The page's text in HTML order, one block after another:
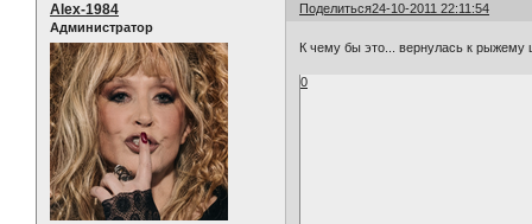
Поделиться24-10-2011 22:11:54
Alex-1984
Администратор
К чему бы это... вернулась к рыжему
0